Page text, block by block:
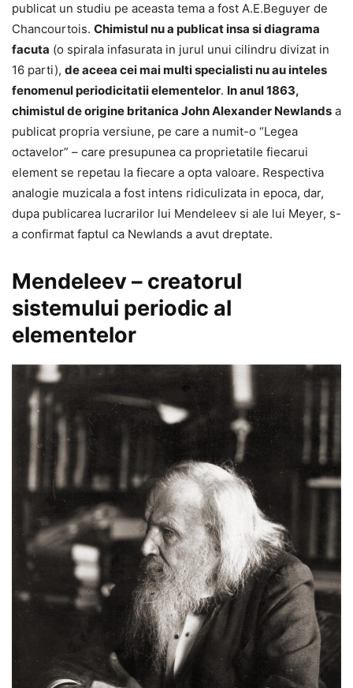
publicat un studiu pe aceasta tema a fost A.E.Beguyer de
Chancourtois. Chimistul nu a publicat insa si diagrama
facuta (o spirala infasurata in jurul unui cilindru divizat in
16 parti), de aceea cei mai multi specialisti nu au inteles
fenomenul periodicitatii elementelor. In anul 1863,
chimistul de origine britanica John Alexander Newlands a
publicat propria versiune, pe care a numit-o “Legea
octavelor” – care presupunea ca proprietatile fiecarui
element se repetau la fiecare a opta valoare. Respectiva
analogie muzicala a fost intens ridiculizata in epoca, dar,
dupa publicarea lucrarilor lui Mendeleev si ale lui Meyer, s-
a confirmat faptul ca Newlands a avut dreptate.
Mendeleev – creatorul
sistemului periodic al
elementelor